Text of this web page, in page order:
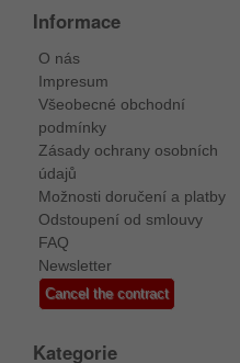
Informace
O nás
Impresum
Všeobecné obchodní
podmínky
Zásady ochrany osobních
údajů
Možnosti doručení a platby
Odstoupení od smlouvy
FAQ
Newsletter
Cancel the contract
Kategorie